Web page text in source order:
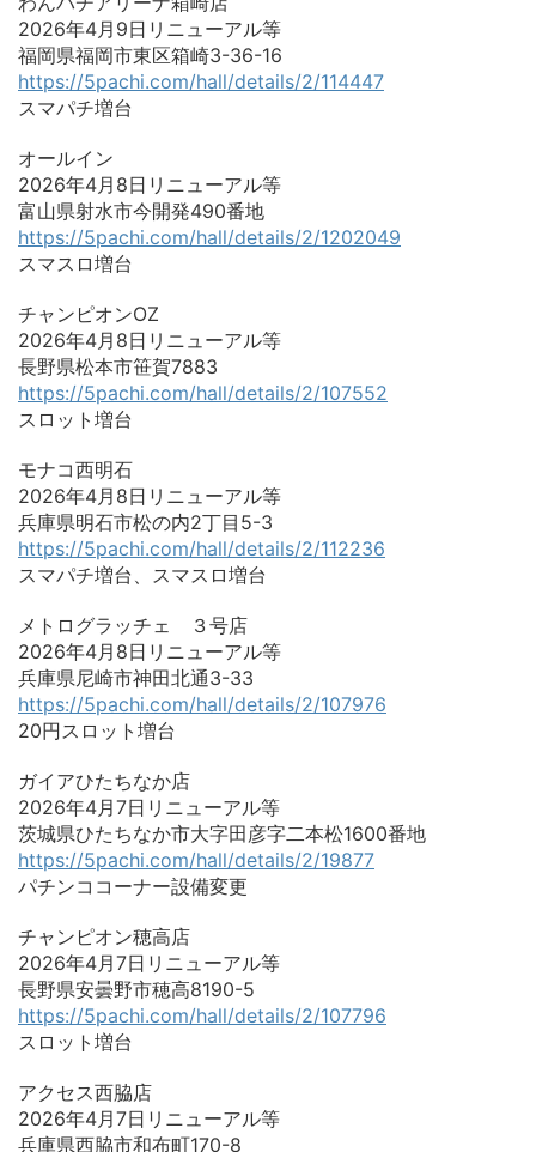
2026年4月9日リニューアル等
福岡県福岡市東区箱崎3-36-16
https://5pachi.com/hall/details/2/114447
スマパチ増台
オールイン
2026年4月8日リニューアル等
富山県射水市今開発490番地
https://5pachi.com/hall/details/2/1202049
スマスロ増台
チャンピオンOZ
2026年4月8日リニューアル等
長野県松本市笹賀7883
https://5pachi.com/hall/details/2/107552
スロット増台
モナコ西明石
2026年4月8日リニューアル等
兵庫県明石市松の内2丁目5-3
https://5pachi.com/hall/details/2/112236
スマパチ増台、スマスロ増台
メトログラッチェ ３号店
2026年4月8日リニューアル等
兵庫県尼崎市神田北通3-33
https://5pachi.com/hall/details/2/107976
20円スロット増台
ガイアひたちなか店
2026年4月7日リニューアル等
茨城県ひたちなか市大字田彦字二本松1600番地
https://5pachi.com/hall/details/2/19877
パチンココーナー設備変更
チャンピオン穂高店
2026年4月7日リニューアル等
長野県安曇野市穂高8190-5
https://5pachi.com/hall/details/2/107796
スロット増台
アクセス西脇店
2026年4月7日リニューアル等
兵庫県西脇市和布町170-8